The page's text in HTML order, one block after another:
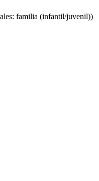
familia (infantil/juvenil))